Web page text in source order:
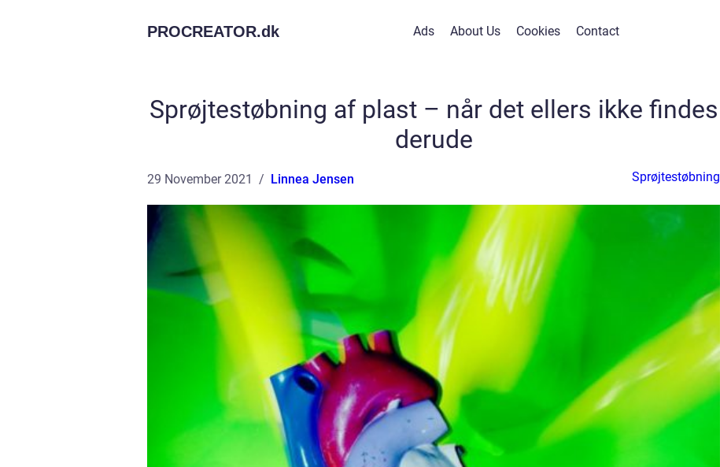
PROCREATOR.dk Ads About Us Cookies Contact
Sprøjtestøbning af plast – når det ellers ikke findes
derude
29 November 2021 Linnea Jensen Sprøjtestøbning